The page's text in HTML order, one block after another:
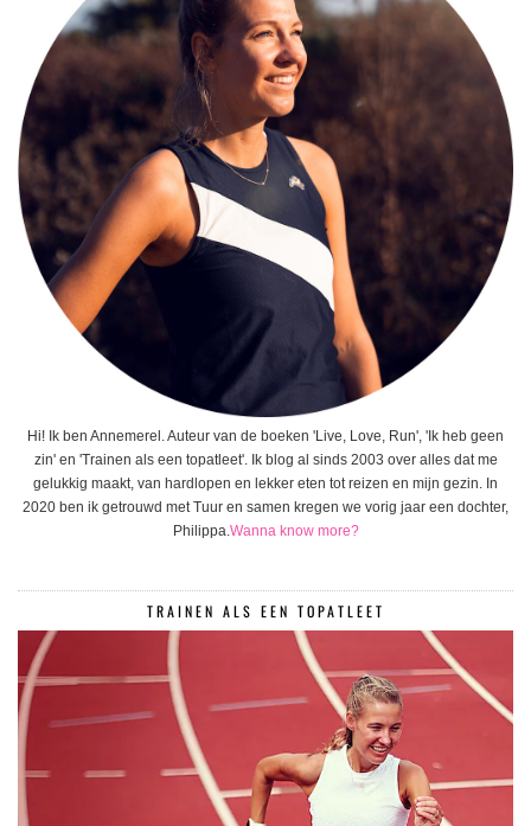
Hi! Ik ben Annemerel. Auteur van de boeken 'Live, Love, Run', 'Ik heb geen
zin' en 'Trainen als een topatleet'. Ik blog al sinds 2003 over alles dat me
gelukkig maakt, van hardlopen en lekker eten tot reizen en mijn gezin. In
2020 ben ik getrouwd met Tuur en samen kregen we vorig jaar een dochter,
Philippa.Wanna know more?
TRAINEN ALS EEN TOPATLEET